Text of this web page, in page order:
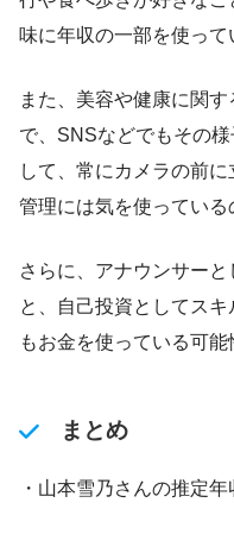
味に年収の一部を使って
また、美容や健康に関
で、SNSなどでもその
して、常にカメラの前
管理には気を使っている
さらに、アナウンサー
と、自己投資としてス
もお金を使っている可能
まとめ
・山本雪乃さんの推定